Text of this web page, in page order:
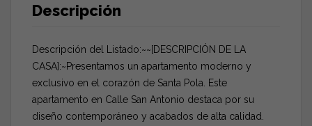
Descripción
Descripción del Listado:~~[DESCRIPCIÓN DE LA
CASA]:~Presentamos un apartamento moderno y
exclusivo en el corazón de Santa Pola. Este
apartamento en Calle San Antonio destaca por su
diseño contemporáneo y acabados de alta calidad.